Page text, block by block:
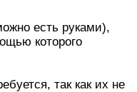
есть руками),
которого
так как их не